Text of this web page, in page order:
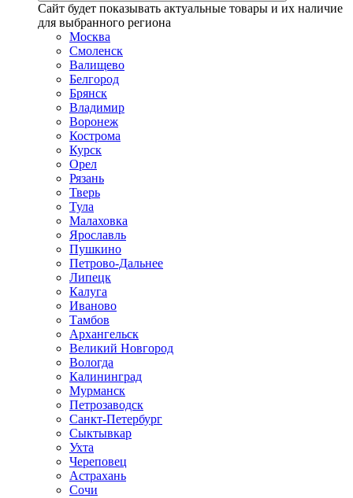
Сайт будет показывать актуальные товары и их наличие
для выбранного региона
Москва
Смоленск
Валищево
Белгород
Брянск
Владимир
Воронеж
Кострома
Курск
Орел
Рязань
Тверь
Тула
Малаховка
Ярославль
Пушкино
Петрово-Дальнее
Липецк
Калуга
Иваново
Тамбов
Архангельск
Великий Новгород
Вологда
Калининград
Мурманск
Петрозаводск
Санкт-Петербург
Сыктывкар
Ухта
Череповец
Астрахань
Сочи